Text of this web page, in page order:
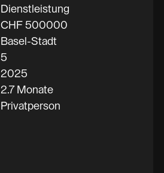
Dienstleistung
CHF 500000
Basel-Stadt
5
2025
2.7 Monate
Privatperson